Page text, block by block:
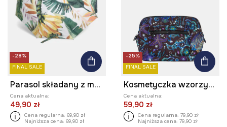
-28%
FINAL SALE
Parasol składany z motywem roślinnym
Cena aktualna:
49,90 zł
Cena regularna: 69,90 zł
Najniższa cena: 69,90 zł
-25%
FINAL SALE
Kosmetyczka wzorzysta
Cena aktualna:
59,90 zł
Cena regularna: 79,90 zł
Najniższa cena: 79,90 zł